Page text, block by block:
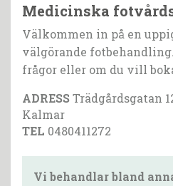
Medicinska
Välkommen in på en
välgörande
frågor eller om du vill
ADRESSTrädgårdsgatan
Kalmar
TEL 0480411272
Vi behandlar bland